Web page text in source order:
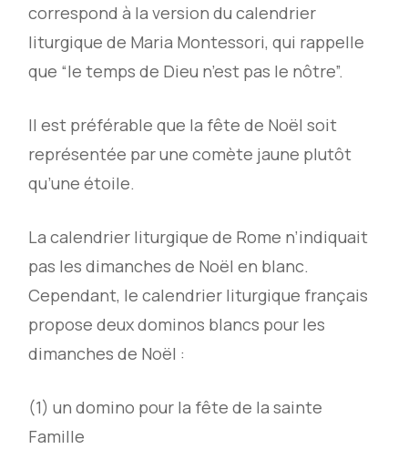
correspond à la version du calendrier
liturgique de Maria Montessori, qui rappelle
que “le temps de Dieu n’est pas le nôtre”.
Il est préférable que la fête de Noël soit
représentée par une comète jaune plutôt
qu’une étoile.
La calendrier liturgique de Rome n’indiquait
pas les dimanches de Noël en blanc.
Cependant, le calendrier liturgique français
propose deux dominos blancs pour les
dimanches de Noël :
(1) un domino pour la fête de la sainte
Famille